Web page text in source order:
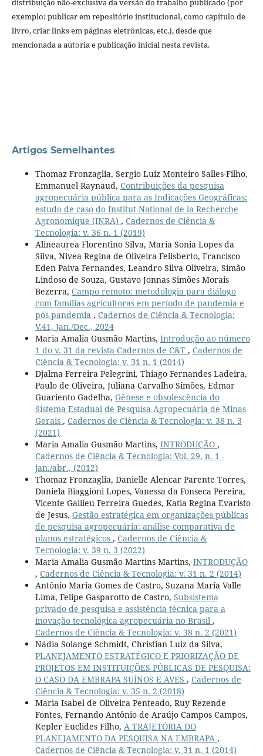
exemplo: publicar em repositório institucional, como capítulo de
livro, criar links em páginas eletrônicas, etc.), desde que
mencionada a autoria e publicação inicial nesta revista.
Artigos Semelhantes
Thomaz Fronzaglia, Sergio Luiz Monteiro Salles-Filho,
Emmanuel Raynaud, Contribuições da pesquisa
agropecuária pública para as Indicações Geográficas:
estudo de caso do Institut National de la Recherche
Agronomique (INRA) , Cadernos de Ciência &
Tecnologia: v. 36 n. 1 (2019)
Alineaurea Florentino Silva, Maria Sonia Lopes da
Silva, Nivea Regina de Oliveira Felisberto, Francisco
Eden Paiva Fernandes, Leandro Silva Oliveira, Simão
Lindoso de Souza, Gustavo Jonnas Simões Morais
Bezerra, Campo remoto: metodologia para diálogo
com famílias agricultoras em período de pandemia e
pós-pandemia , Cadernos de Ciência & Tecnologia:
V.41, Jan./Dec., 2024
Maria Amalia Gusmão Martins, Introdução ao número
1 do v. 31 da revista Cadernos de C&T , Cadernos de
Ciência & Tecnologia: v. 31 n. 1 (2014)
Djalma Ferreira Pelegrini, Thiago Fernandes Ladeira,
Paulo de Oliveira, Juliana Carvalho Simões, Edmar
Guariento Gadelha, Gênese e obsolescência do
Sistema Estadual de Pesquisa Agropecuária de Minas
Gerais , Cadernos de Ciência & Tecnologia: v. 38 n. 3
(2021)
Maria Amalia Gusmão Martins, INTRODUÇÃO ,
Cadernos de Ciência & Tecnologia: Vol. 29, n. 1 -
jan./abr., (2012)
Thomaz Fronzaglia, Danielle Alencar Parente Torres,
Daniela Biaggioni Lopes, Vanessa da Fonseca Pereira,
Vicente Galileu Ferreira Guedes, Katia Regina Evaristo
de Jesus, Gestão estratégica em organizações públicas
de pesquisa agropecuária: análise comparativa de
planos estratégicos , Cadernos de Ciência &
Tecnologia: v. 39 n. 3 (2022)
Maria Amalia Gusmão Martins Martins, INTRODUÇÃO
, Cadernos de Ciência & Tecnologia: v. 31 n. 2 (2014)
Antônio Maria Gomes de Castro, Suzana Maria Valle
Lima, Felipe Gasparotto de Castro, Subsistema
privado de pesquisa e assistência técnica para a
inovação tecnológica agropecuária no Brasil ,
Cadernos de Ciência & Tecnologia: v. 38 n. 2 (2021)
Nádia Solange Schmidt, Christian Luiz da Silva,
PLANEJAMENTO ESTRATÉGICO E PRIORIZAÇÃO DE
PROJETOS EM INSTITUIÇÕES PÚBLICAS DE PESQUISA:
O CASO DA EMBRAPA SUÍNOS E AVES , Cadernos de
Ciência & Tecnologia: v. 35 n. 2 (2018)
Maria Isabel de Oliveira Penteado, Ruy Rezende
Fontes, Fernando Antônio de Araújo Campos Campos,
Kepler Euclides Filho, A TRAJETÓRIA DO
PLANEJAMENTO DA PESQUISA NA EMBRAPA ,
Cadernos de Ciência & Tecnologia: v. 31 n. 1 (2014)